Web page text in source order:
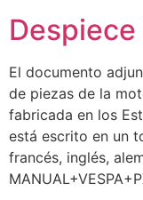
Despiece
El documento
de piezas de la
fabricada en los
está escrito en un
francés, inglés,